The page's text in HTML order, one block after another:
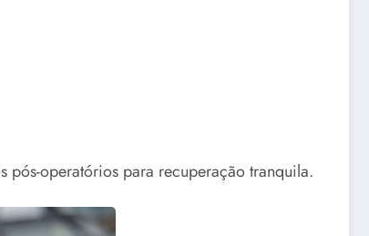
operatórios para recuperação tranquila.